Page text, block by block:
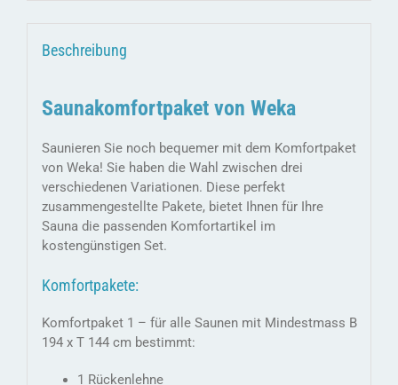
Beschreibung
Saunakomfortpaket von Weka
Saunieren Sie noch bequemer mit dem Komfortpaket
von Weka! Sie haben die Wahl zwischen drei
verschiedenen Variationen. Diese perfekt
zusammengestellte Pakete, bietet Ihnen für Ihre
Sauna die passenden Komfortartikel im
kostengünstigen Set.
Komfortpakete:
Komfortpaket 1 – für alle Saunen mit Mindestmass B
194 x T 144 cm bestimmt:
1 Rückenlehne